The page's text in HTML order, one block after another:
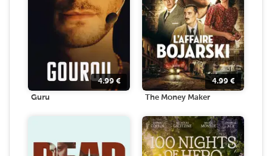
4.99 €
Guru
4.99 €
The Money Maker